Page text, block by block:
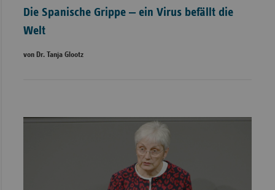
Die Spanische Grippe ‒ ein Virus befällt die
Welt
von Dr. Tanja Glootz